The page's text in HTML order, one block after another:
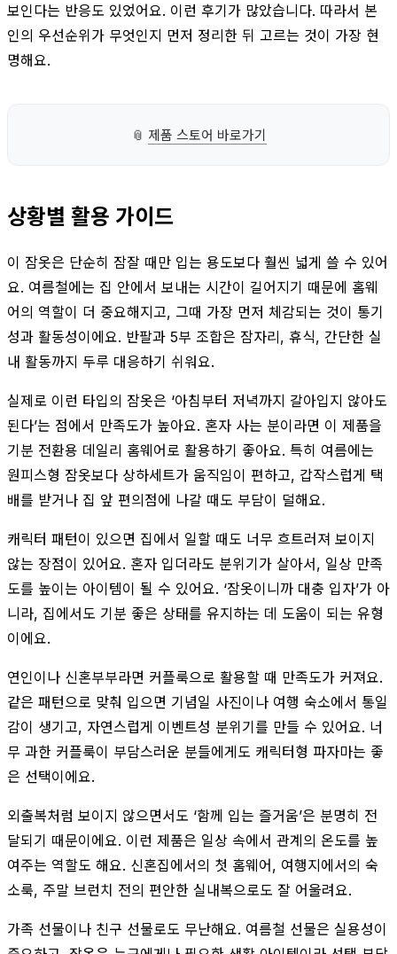
보인다는 반응도 있었어요. 이런 후기가 많았습니다. 따라서 본
인의 우선순위가 무엇인지 먼저 정리한 뒤 고르는 것이 가장 현
명해요.
📎 제품 스토어 바로가기
상황별 활용 가이드
이 잠옷은 단순히 잠잘 때만 입는 용도보다 훨씬 넓게 쓸 수 있어
요. 여름철에는 집 안에서 보내는 시간이 길어지기 때문에 홈웨
어의 역할이 더 중요해지고, 그때 가장 먼저 체감되는 것이 통기
성과 활동성이에요. 반팔과 5부 조합은 잠자리, 휴식, 간단한 실
내 활동까지 두루 대응하기 쉬워요.
실제로 이런 타입의 잠옷은 ‘아침부터 저녁까지 갈아입지 않아도
된다’는 점에서 만족도가 높아요. 혼자 사는 분이라면 이 제품을
기분 전환용 데일리 홈웨어로 활용하기 좋아요. 특히 여름에는
원피스형 잠옷보다 상하세트가 움직임이 편하고, 갑작스럽게 택
배를 받거나 집 앞 편의점에 나갈 때도 부담이 덜해요.
캐릭터 패턴이 있으면 집에서 일할 때도 너무 흐트러져 보이지
않는 장점이 있어요. 혼자 입더라도 분위기가 살아서, 일상 만족
도를 높이는 아이템이 될 수 있어요. ‘잠옷이니까 대충 입자’가 아
니라, 집에서도 기분 좋은 상태를 유지하는 데 도움이 되는 유형
이에요.
연인이나 신혼부부라면 커플룩으로 활용할 때 만족도가 커져요.
같은 패턴으로 맞춰 입으면 기념일 사진이나 여행 숙소에서 통일
감이 생기고, 자연스럽게 이벤트성 분위기를 만들 수 있어요. 너
무 과한 커플룩이 부담스러운 분들에게도 캐릭터형 파자마는 좋
은 선택이에요.
외출복처럼 보이지 않으면서도 ‘함께 입는 즐거움’은 분명히 전
달되기 때문이에요. 이런 제품은 일상 속에서 관계의 온도를 높
여주는 역할도 해요. 신혼집에서의 첫 홈웨어, 여행지에서의 숙
소룩, 주말 브런치 전의 편안한 실내복으로도 잘 어울려요.
가족 선물이나 친구 선물로도 무난해요. 여름철 선물은 실용성이